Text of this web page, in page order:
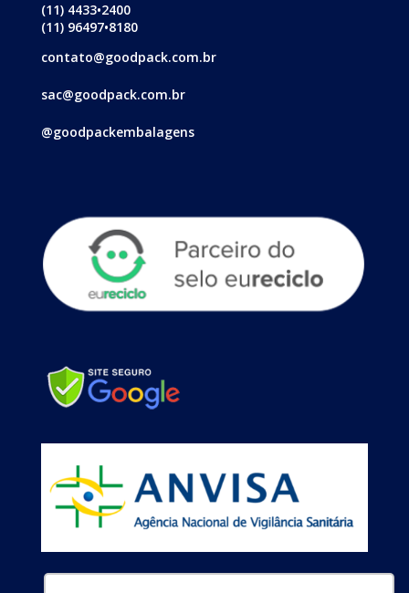
(11) 4433•2400
(11) 96497•8180
contato@goodpack.com.br
sac@goodpack.com.br
@goodpackembalagens